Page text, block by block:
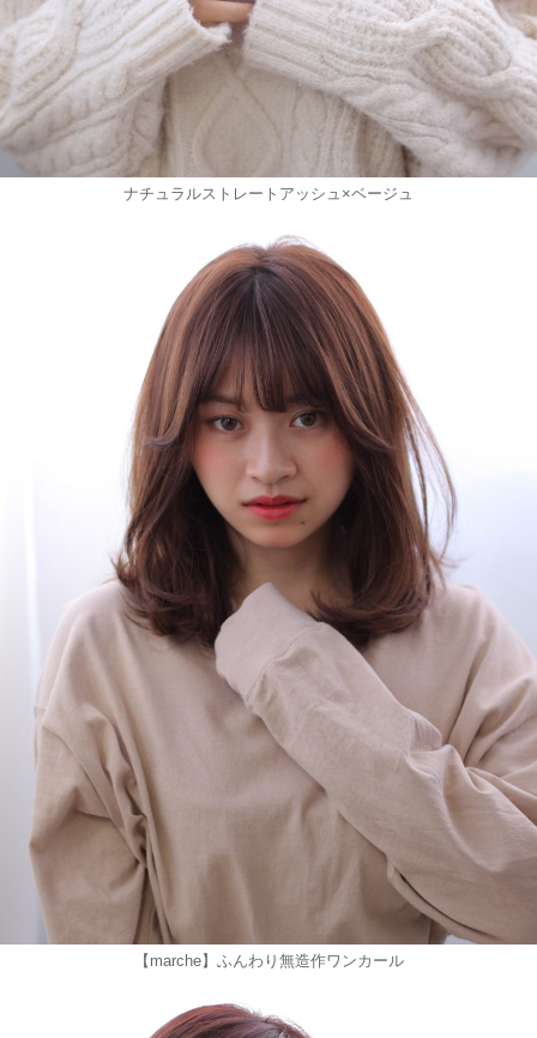
ナチュラルストレートアッシュ×ベージュ
【marche】ふんわり無造作ワンカール